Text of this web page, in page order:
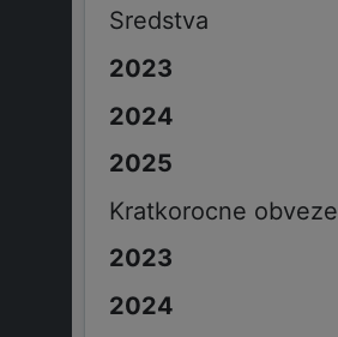
Sredstva
Kratkorocne obveze